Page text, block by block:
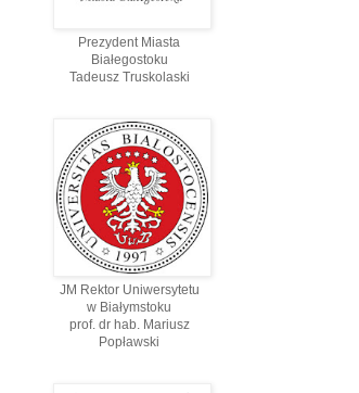
Prezydent Miasta
Białegostoku
Tadeusz Truskolaski
JM Rektor Uniwersytetu
w Białymstoku
prof. dr hab. Mariusz
Popławski